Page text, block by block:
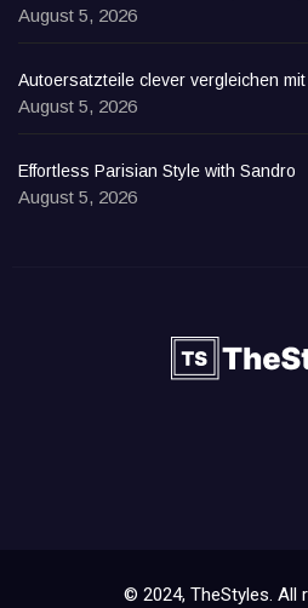
August 5, 2026
Autoersatzteile clever vergleichen
August 5, 2026
Effortless Parisian Style with Sandro
August 5, 2026
© 2024, TheStyles. All